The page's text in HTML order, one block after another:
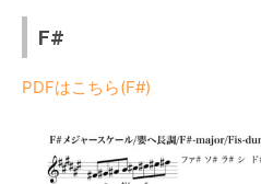
F#
PDFはこちら(F#)